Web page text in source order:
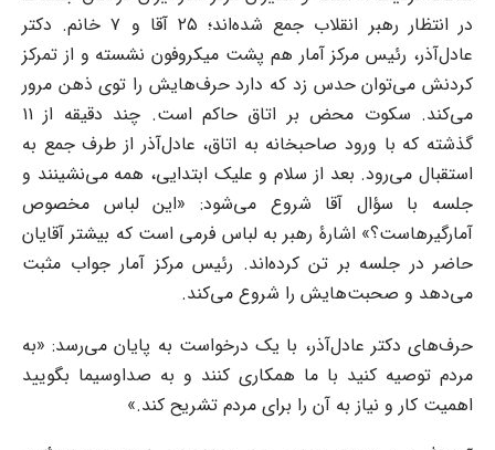
در انتظار رهبر انقلاب جمع شده‌اند؛ ۲۵ آقا و ۷ خانم. دکتر
عادل‌آذر، رئیس مرکز آمار هم پشت میکروفون نشسته و از تمرکز
کردنش می‌توان حدس زد که دارد حرف‌هایش را توی ذهن مرور
می‌کند. سکوت محض بر اتاق حاکم است. چند دقیقه از ۱۱
گذشته که با ورود صاحبخانه به اتاق، عادل‌آذر از طرف جمع به
استقبال می‌رود. بعد از سلام و علیک ابتدایی، همه می‌نشینند و
جلسه با سؤال آقا شروع می‌شود: «این لباس مخصوص
آمارگیرهاست؟» اشارۀ رهبر به لباس فرمی است که بیشتر آقایان
حاضر در جلسه بر تن کرده‌اند. رئیس مرکز آمار جواب مثبت
می‌دهد و صحبت‌هایش را شروع می‌کند.
حرف‌های دکتر عادل‌آذر، با یک درخواست به پایان می‌رسد: «به
مردم توصیه کنید با ما همکاری کنند و به صداوسیما بگویید
اهمیت کار و نیاز به آن را برای مردم تشریح کند.»